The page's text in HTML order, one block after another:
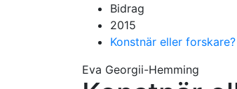
Bidrag
2015
Konstnär eller
Eva Georgii-Hemming